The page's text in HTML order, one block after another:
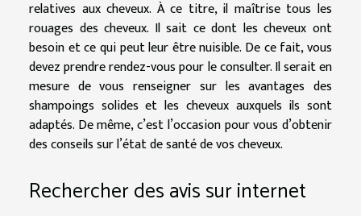
relatives aux cheveux. À ce titre, il maîtrise tous les
rouages des cheveux. Il sait ce dont les cheveux ont
besoin et ce qui peut leur être nuisible. De ce fait, vous
devez prendre rendez-vous pour le consulter. Il serait en
mesure de vous renseigner sur les avantages des
shampoings solides et les cheveux auxquels ils sont
adaptés. De même, c’est l’occasion pour vous d’obtenir
des conseils sur l’état de santé de vos cheveux.
Rechercher des avis sur internet